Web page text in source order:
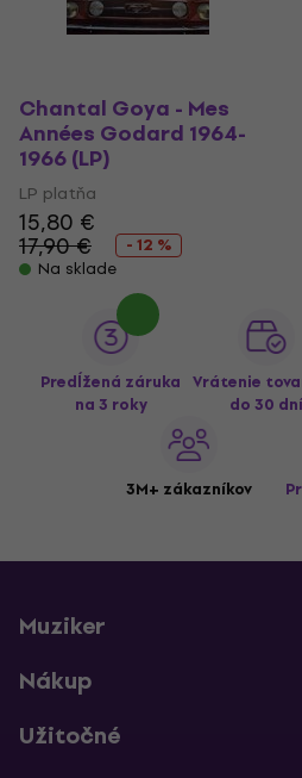
Chantal Goya - Mes
Années Godard 1964-
1966 (LP)
LP platňa
15,80 €
17,90 €
- 12 %
Na sklade
Predĺžená záruka
na 3 roky
Vrátenie
do 30 dní
3M+ zákazníkov
Muziker
Nákup
Užitočné